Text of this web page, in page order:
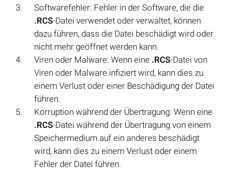
Softwarefehler: Fehler in der Software, die die
.RCS-Datei verwendet oder verwaltet, können
dazu führen, dass die Datei beschädigt wird oder
nicht mehr geöffnet werden kann.
Viren oder Malware: Wenn eine .RCS-Datei von
Viren oder Malware infiziert wird, kann dies zu
einem Verlust oder einer Beschädigung der Datei
führen.
Korruption während der Übertragung: Wenn eine
.RCS-Datei während der Übertragung von einem
Speichermedium auf ein anderes beschädigt
wird, kann dies zu einem Verlust oder einem
Fehler der Datei führen.